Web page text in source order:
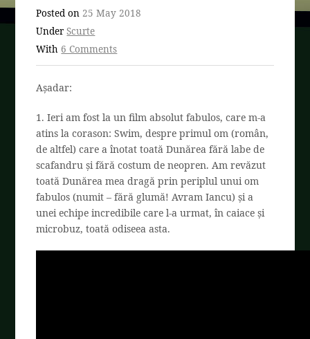
Posted on25 May 2018
UnderScurte
With 6 Comments
Așadar:
1. Ieri am fost la un film absolut fabulos, care m-a
atins la corason: Swim, despre primul om (român,
de altfel) care a înotat toată Dunărea fără labe de
scafandru și fără costum de neopren. Am revăzut
toată Dunărea mea dragă prin periplul unui om
fabulos (numit – fără glumă! Avram Iancu) și a
unei echipe incredibile care l-a urmat, în caiace și
microbuz, toată odiseea asta.